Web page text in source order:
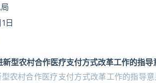
日
新型农村合作医疗支付方式改革工作的指导
农村合作医疗支付方式改革工作的指导